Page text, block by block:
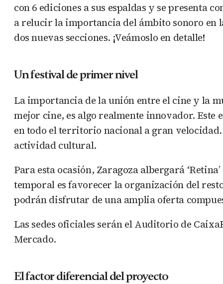
con 6 ediciones a sus espaldas y se presenta
a relucir la importancia del ámbito sonoro en
dos nuevas secciones. ¡Veámoslo en detalle!
Un festival de primer nivel
La importancia de la unión entre el cine y la
mejor cine, es algo realmente innovador. Este
en todo el territorio nacional a gran velocidad.
actividad cultural.
Para esta ocasión, Zaragoza albergará
temporal es favorecer la organización del
podrán disfrutar de una amplia oferta
Las sedes oficiales serán el Auditorio de
Mercado.
El factor diferencial del proyecto